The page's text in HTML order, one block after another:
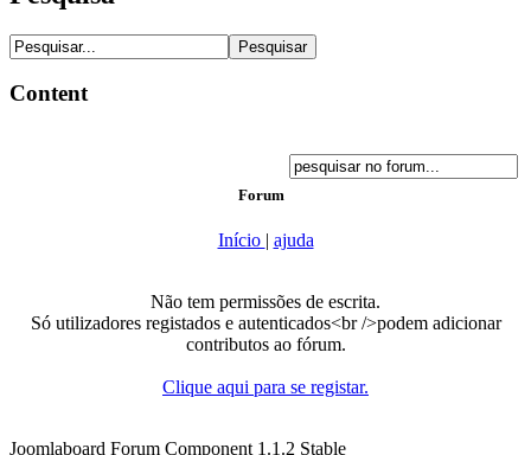
Content
Forum
Início | ajuda
Não tem permissões de escrita.
Só utilizadores registados e autenticados<br />podem adicionar
contributos ao fórum.
Clique aqui para se registar.
Joomlaboard Forum Component 1.1.2 Stable